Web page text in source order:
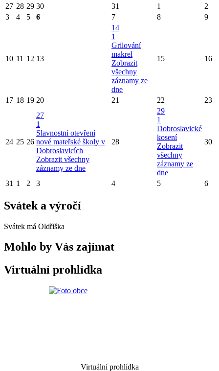
27 28 29 30 31 1
2
3
4 5 6 7 8 9
10 11 12 13
14
1
Grilování
makrel
Zobrazit
všechny
záznamy ze
dne
15 16
17 18 19 20 21 22 23
24 25 26
27
1
Slavnostní otevření
nové mateřské školy v
Dobroslavicích
Zobrazit všechny
záznamy ze dne
28
29
1
Dobroslavické
kosení
Zobrazit
všechny
záznamy ze
dne
30
31 1 2 3 4 5 6
Svátek a výročí
Svátek má Oldřiška
Mohlo by Vás zajímat
Virtuální prohlídka
Virtuální prohlídka